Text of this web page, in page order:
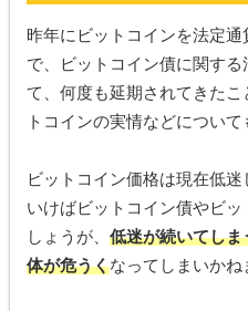
昨年にビットコインを法定
で、ビットコイン債に関す
て、何度も延期されてきた
トコインの実情などについて
ビットコイン価格は現在低
いけばビットコイン債やビ
しょうが、 低迷が続いてし
体が危うくなってしまいかね